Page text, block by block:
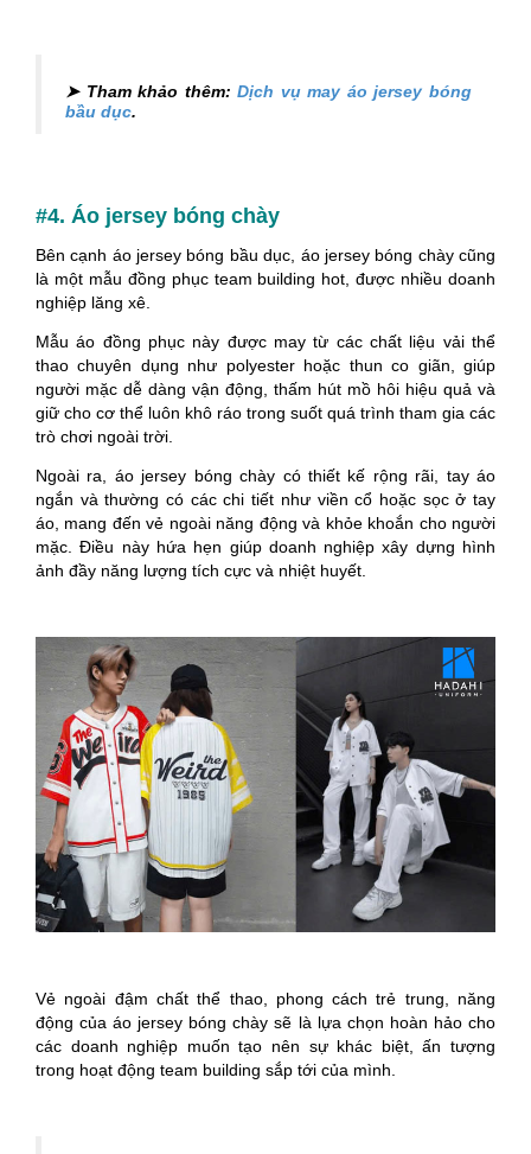
➤ Tham khảo thêm:Dịch vụ may áo jersey bóng
bầu dục.
#4. Áo jersey bóng chày
Bên cạnh áo jersey bóng bầu dục, áo jersey bóng chày cũng
là một mẫu đồng phục team building hot, được nhiều doanh
nghiệp lăng xê.
Mẫu áo đồng phục này được may từ các chất liệu vải thể
thao chuyên dụng như polyester hoặc thun co giãn, giúp
người mặc dễ dàng vận động, thấm hút mồ hôi hiệu quả và
giữ cho cơ thể luôn khô ráo trong suốt quá trình tham gia các
trò chơi ngoài trời.
Ngoài ra, áo jersey bóng chày có thiết kế rộng rãi, tay áo
ngắn và thường có các chi tiết như viền cổ hoặc sọc ở tay
áo, mang đến vẻ ngoài năng động và khỏe khoắn cho người
mặc. Điều này hứa hẹn giúp doanh nghiệp xây dựng hình
ảnh đầy năng lượng tích cực và nhiệt huyết.
Vẻ ngoài đậm chất thể thao, phong cách trẻ trung, năng
động của áo jersey bóng chày sẽ là lựa chọn hoàn hảo cho
các doanh nghiệp muốn tạo nên sự khác biệt, ấn tượng
trong hoạt động team building sắp tới của mình.